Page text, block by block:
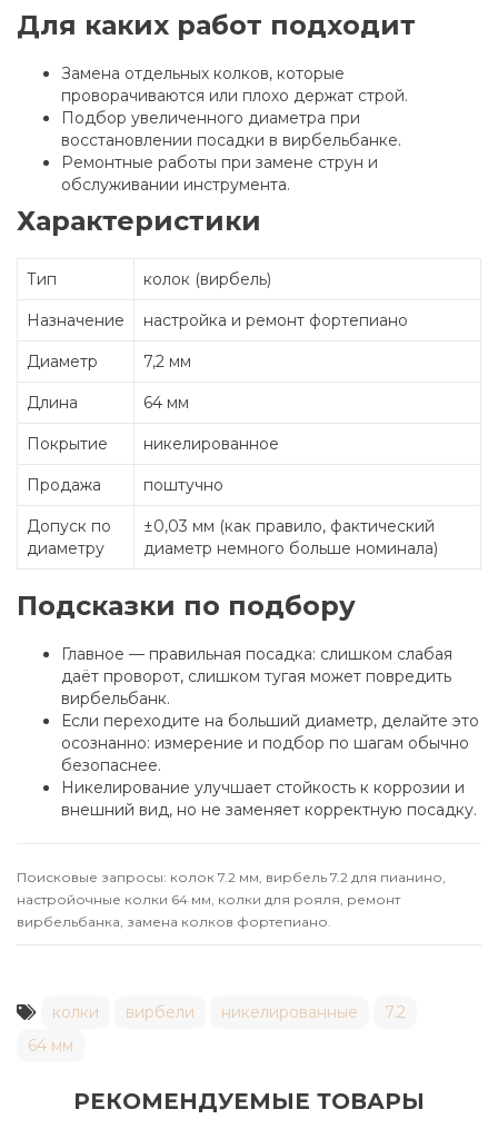
Для каких работ подходит
Замена отдельных колков, которые
проворачиваются или плохо держат строй.
Подбор увеличенного диаметра при
восстановлении посадки в вирбельбанке.
Ремонтные работы при замене струн и
обслуживании инструмента.
Характеристики
Тип колок (вирбель)
Назначение настройка и ремонт фортепиано
Диаметр 7,2 мм
Длина 64 мм
Покрытие никелированное
Продажа поштучно
Допуск по
диаметру
±0,03 мм (как правило, фактический
диаметр немного больше номинала)
Подсказки по подбору
Главное — правильная посадка: слишком слабая
даёт проворот, слишком тугая может повредить
вирбельбанк.
Если переходите на больший диаметр, делайте это
осознанно: измерение и подбор по шагам обычно
безопаснее.
Никелирование улучшает стойкость к коррозии и
внешний вид, но не заменяет корректную посадку.
Поисковые запросы: колок 7.2 мм, вирбель 7.2 для пианино,
настройочные колки 64 мм, колки для рояля, ремонт
вирбельбанка, замена колков фортепиано.
колки вирбели никелированные
7.2
64 мм
РЕКОМЕНДУЕМЫЕ ТОВАРЫ